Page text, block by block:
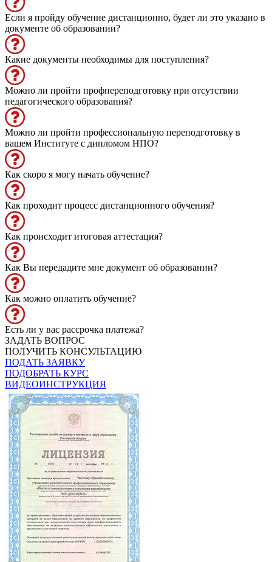
Если я пройду обучение дистанционно, будет ли это указано в
документе об образовании?
Какие документы необходимы для поступления?
Можно ли пройти профпереподготовку при отсутствии
педагогического образования?
Можно ли пройти профессиональную переподготовку в
вашем Институте с дипломом НПО?
Как скоро я могу начать обучение?
Как проходит процесс дистанционного обучения?
Как происходит итоговая аттестация?
Как Вы передадите мне документ об образовании?
Как можно оплатить обучение?
Есть ли у вас рассрочка платежа?
ЗАДАТЬ ВОПРОС
ПОЛУЧИТЬ КОНСУЛЬТАЦИЮ
ПОДАТЬ ЗАЯВКУ
ПОДОБРАТЬ КУРС
ВИДЕОИНСТРУКЦИЯ